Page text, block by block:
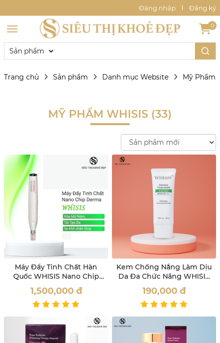
Đăng nhập Đăng ký
0
Trang chủ Sản phẩm Danh mục Website Mỹ Phẩm
MỸ PHẨM WHISIS (33)
Máy Đẩy Tinh Chất Hàn
Quốc WHISIS Nano Chip
Derma Pen Mờ Nám, Giảm
Nếp Nhăn
1,500,000 đ
Kem Chống Nắng Làm Dịu
Da Đa Chức Năng WHISIS
Intensive Triple-Shield
Sunscreen
190,000 đ